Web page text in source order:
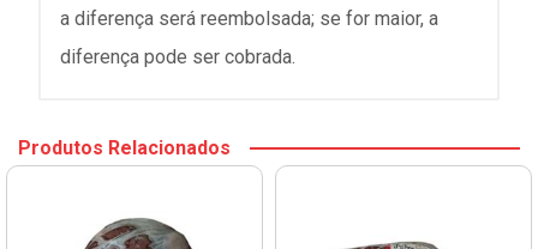
a diferença será reembolsada; se for maior, a
diferença pode ser cobrada.
Produtos Relacionados